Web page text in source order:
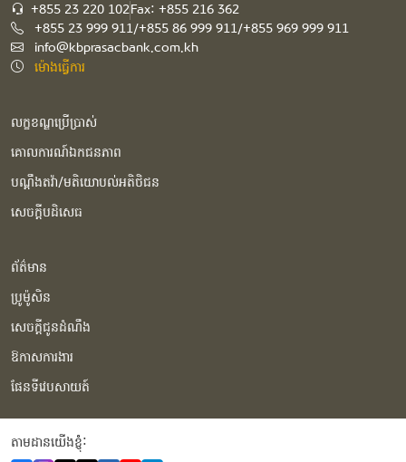
+855 23 220 102Fax: +855 216 362
+855 23 999 911/+855 86 999 911/+855 969 999 911
info@kbprasacbank.com.kh
ម៉ោងធ្វើការ
លក្ខខណ្ឌប្រើប្រាស់
គោលការណ៍ឯកជនភាព
បណ្ដឹងតវ៉ា/មតិយោបល់អតិថិជន
សេចក្ដីបដិសេធ
ព័ត៌មាន
ប្រូម៉ូសិន
សេចក្ដីជូនដំណឹង
ឱកាសការងារ
ផែនទីវេបសាយត៍
តាមដានយើងខ្ញុំំ: